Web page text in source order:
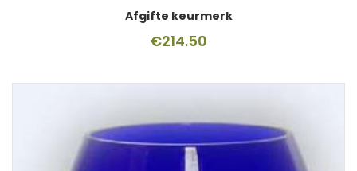
Afgifte keurmerk
€214.50